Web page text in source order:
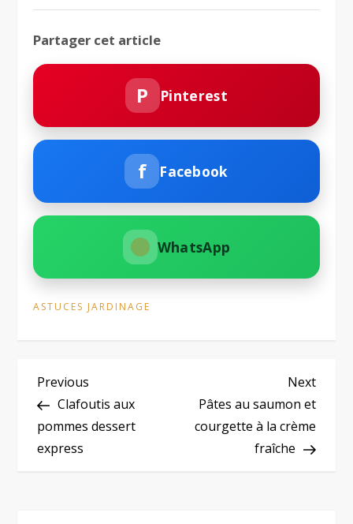
Partager cet article
P Pinterest
f Facebook
WhatsApp
ASTUCES JARDINAGE
N
a
v
Previous
Post
Previous
Clafoutis aux
pommes dessert
express
Next
Post
Next
Pâtes au saumon et
courgette à la crème
fraîche